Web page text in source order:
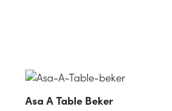
Asa A Table Beker